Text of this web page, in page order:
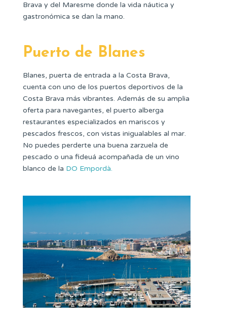
Brava y del Maresme donde la vida náutica y
gastronómica se dan la mano.
Puerto de Blanes
Blanes, puerta de entrada a la Costa Brava,
cuenta con uno de los puertos deportivos de la
Costa Brava más vibrantes. Además de su amplia
oferta para navegantes, el puerto alberga
restaurantes especializados en mariscos y
pescados frescos, con vistas inigualables al mar.
No puedes perderte una buena zarzuela de
pescado o una fideuá acompañada de un vino
blanco de la DO Empordà.